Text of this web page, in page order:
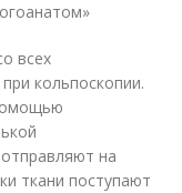
всех
кольпоскопии.
на
ткани поступают